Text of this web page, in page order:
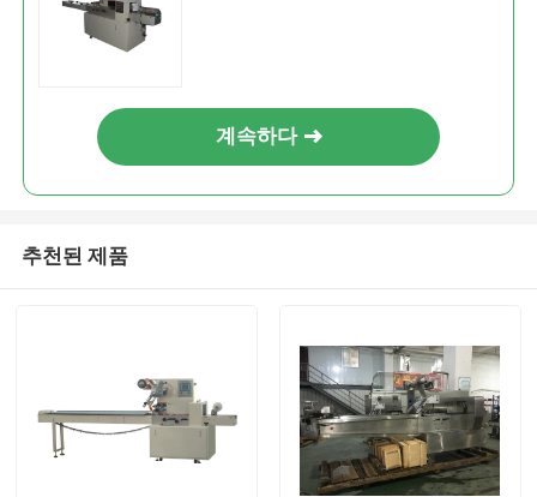
계속하다
추천된 제품